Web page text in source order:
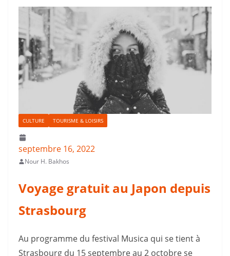
CULTURE TOURISME & LOISIRS
septembre 16, 2022
Nour H. Bakhos
Voyage gratuit au Japon depuis
Strasbourg
Au programme du festival Musica qui se tient à
Strasbourg du 15 septembre au 2 octobre se